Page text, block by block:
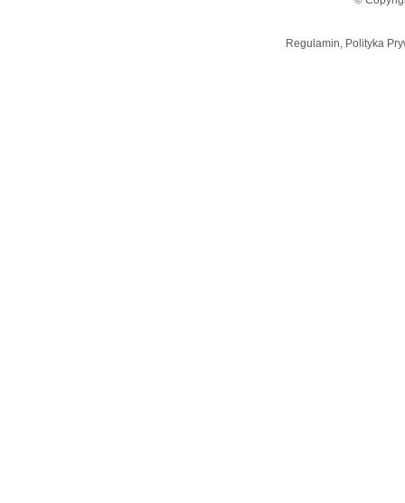
Regulamin, Polityka